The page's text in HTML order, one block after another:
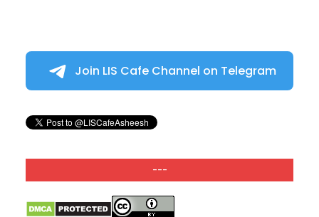
Join LIS Cafe Channel on Telegram
---